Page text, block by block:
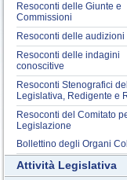
Resoconti delle Giunte e
Commissioni
Resoconti delle audizioni
Resoconti delle indagini
conoscitive
Resoconti Stenografici
Legislativa, Redigente e
Resoconti del Comitato
Legislazione
Bollettino degli Organi
Attività Legislativa